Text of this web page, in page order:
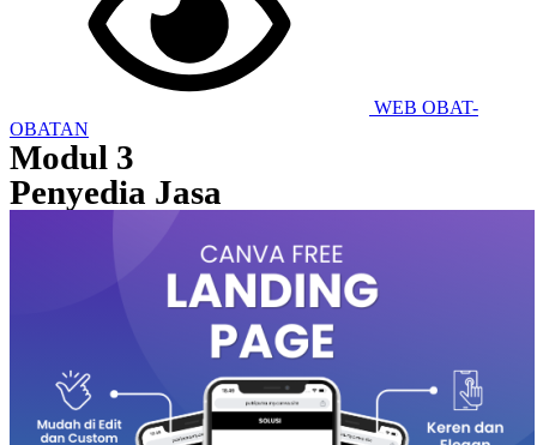
WEB OBAT-
OBATAN
Modul 3
Penyedia Jasa